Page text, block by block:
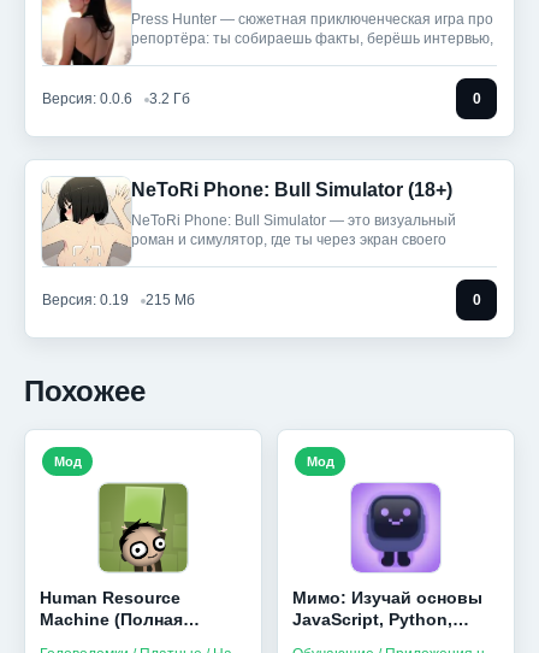
Press Hunter — сюжетная приключенческая игра про
репортёра: ты собираешь факты, берёшь интервью,
Версия: 0.0.6 3.2 Гб 0
NeToRi Phone: Bull Simulator (18+)
NeToRi Phone: Bull Simulator — это визуальный
роман и симулятор, где ты через экран своего
Версия: 0.19 215 Мб 0
Похожее
Human Resource
Machine (Полная
Мод
Мимо: Изучай основы
JavaScript, Python,
Мод